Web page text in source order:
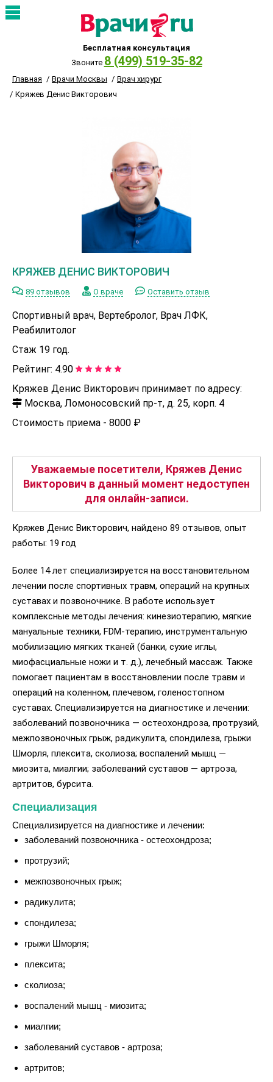
Бесплатная консультация
Звоните 8 (499) 519-35-82
Главная Врачи Москвы
Врач хирург
Кряжев Денис Викторович
КРЯЖЕВ ДЕНИС ВИКТОРОВИЧ
89 отзывов О враче Оставить отзыв
Спортивный врач, Вертебролог, Врач ЛФК,
Реабилитолог
Стаж 19 год.
Рейтинг: 4.90
Кряжев Денис Викторович принимает по адресу:
Москва, Ломоносовский пр-т, д. 25, корп. 4
Стоимость приема - 8000 ₽
Уважаемые посетители, Кряжев Денис
Викторович в данный момент недоступен
для онлайн-записи.
Кряжев Денис Викторович, найдено 89 отзывов, опыт
работы: 19 год
Более 14 лет специализируется на восстановительном
лечении после спортивных травм, операций на крупных
суставах и позвоночнике. В работе использует
комплексные методы лечения: кинезиотерапию, мягкие
мануальные техники, FDM-терапию, инструментальную
мобилизацию мягких тканей (банки, сухие иглы,
миофасциальные ножи и т. д.), лечебный массаж. Также
помогает пациентам в восстановлении после травм и
операций на коленном, плечевом, голеностопном
суставах. Cпециализируется на диагностике и лечении:
заболеваний позвоночника — остеохондроза, протрузий,
межпозвоночных грыж, радикулита, спондилеза, грыжи
Шморля, плексита, сколиоза; воспалений мышц —
миозита, миалгии; заболеваний суставов — артроза,
артритов, бурсита.
Специализация
Специализируется на диагностике и лечении:
заболеваний позвоночника - остеохондроза;
протрузий;
межпозвоночных грыж;
радикулита;
спондилеза;
грыжи Шморля;
плексита;
сколиоза;
воспалений мышц - миозита;
миалгии;
заболеваний суставов - артроза;
артритов;